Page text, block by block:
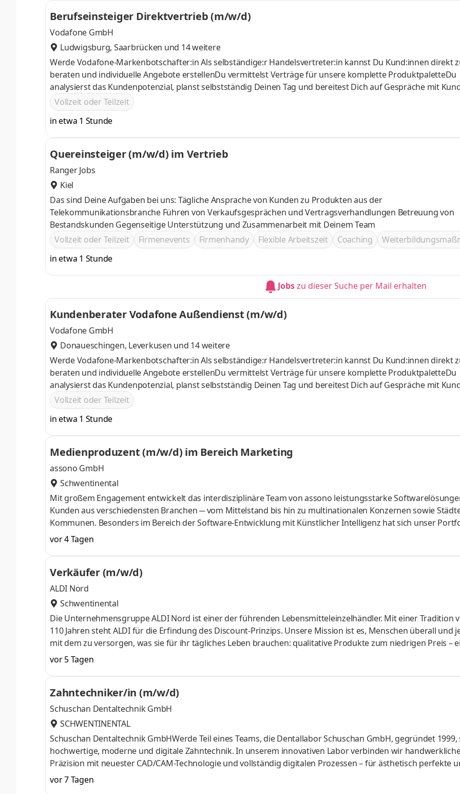
Berufseinsteiger Direktvertrieb (m/w/d)
Vodafone GmbH
Ludwigsburg, Saarbrücken und 14 weitere
Werde Vodafone-Markenbotschafter:in Als selbständige:r Handelsvertreter:in kannst Du Kund:innen direkt
beraten und individuelle Angebote erstellenDu vermittelst Verträge für unsere komplette ProduktpaletteDu
analysierst das Kundenpotenzial, planst selbstständig Deinen Tag und bereitest Dich auf Gespräche mit
vorDurch Deine kompetente Beratung bindest Du Kund:innen langfristig an Vodafone
Vollzeit oder Teilzeit
in etwa 1 Stunde
Quereinsteiger (m/w/d) im Vertrieb
Ranger Jobs
Kiel
Das sind Deine Aufgaben bei uns: Tägliche Ansprache von Kunden zu Produkten aus der
Telekommunikationsbranche Führen von Verkaufsgesprächen und Vertragsverhandlungen Betreuung von
Bestandskunden Gegenseitige Unterstützung und Zusammenarbeit mit Deinem Team
Vollzeit oder Teilzeit
Firmenevents Firmenhandy Flexible Arbeitszeit Coaching
in etwa 1 Stunde
Jobszu dieser Suche per Mail erhalten
Kundenberater Vodafone Außendienst (m/w/d)
Vodafone GmbH
Donaueschingen, Leverkusen und 14 weitere
Werde Vodafone-Markenbotschafter:in Als selbständige:r Handelsvertreter:in kannst Du Kund:innen direkt
beraten und individuelle Angebote erstellenDu vermittelst Verträge für unsere komplette ProduktpaletteDu
analysierst das Kundenpotenzial, planst selbstständig Deinen Tag und bereitest Dich auf Gespräche mit
vorDurch Deine kompetente Beratung bindest Du Kund:innen langfristig an Vodafone
Vollzeit oder Teilzeit
in etwa 1 Stunde
Medienproduzent (m/w/d) im Bereich Marketing
assono GmbH
Schwentinental
Mit großem Engagement entwickelt das interdisziplinäre Team von assono leistungsstarke
Kunden aus verschiedensten Branchen ─ vom Mittelstand bis hin zu multinationalen Konzernen sowie
Kommunen. Besonders im Bereich der Software-Entwicklung mit Künstlicher Intelligenz hat sich unser
den letzten Jahren kontinuierlich erweitert, zum Beispiel durch moderne KI-Chatbots und eine intelligente KI-
Dabei setzen wir stets auf innovative Ansätze. So haben wir mit dem assono KI-Chatbot der Hamburger
beispielsweise einen neuen Zugang zur digitalen Kunstvermittlung geschaffen und sechs Gemälde der
„FEMME FATALE” zum Leben erweckt —
vor 4 Tagen
Verkäufer (m/w/d)
ALDI Nord
Schwentinental
Die Unternehmensgruppe ALDI Nord ist einer der führenden Lebensmitteleinzelhändler. Mit einer Tradition
110 Jahren steht ALDI für die Erfindung des Discount-Prinzips. Unsere Mission ist es, Menschen überall und
mit dem zu versorgen, was sie für ihr tägliches Leben brauchen: qualitative Produkte zum niedrigen Preis –
und schnell. Dazu gehört auch, das Einkaufen für unsere Kundinnen und Kunden so einfach wie möglich zu
Dafür geben wir jeden Tag unser Bestes und erfinden uns immer wieder neu. Vereintes Talent und
ist die Power, mit der wir Erfolgsgeschichte schreiben. Europaweit in 8 Ländern mit rund 5.500 Filialen und
90.000 Mitarbei
vor 5 Tagen
Zahntechniker/in (m/w/d)
Schuschan Dentaltechnik GmbH
SCHWENTINENTAL
Schuschan Dentaltechnik GmbHWerde Teil eines Teams, die Dentallabor Schuschan GmbH, gegründet
hochwertige, moderne und digitale Zahntechnik. In unserem innovativen Labor verbinden wir
Präzision mit neuester CAD/CAM-Technologie und vollständig digitalen Prozessen – für ästhetisch perfekte
funktionell überzeugende Ergebnisse.Als Zahntechniker:in arbeitest du bei uns mit modernsten Materialien,
Software und innovativen Fertigungsmethoden. Dabei steht der Mensch im Mittelpunkt: Wir legen Wert auf
vor 7 Tagen